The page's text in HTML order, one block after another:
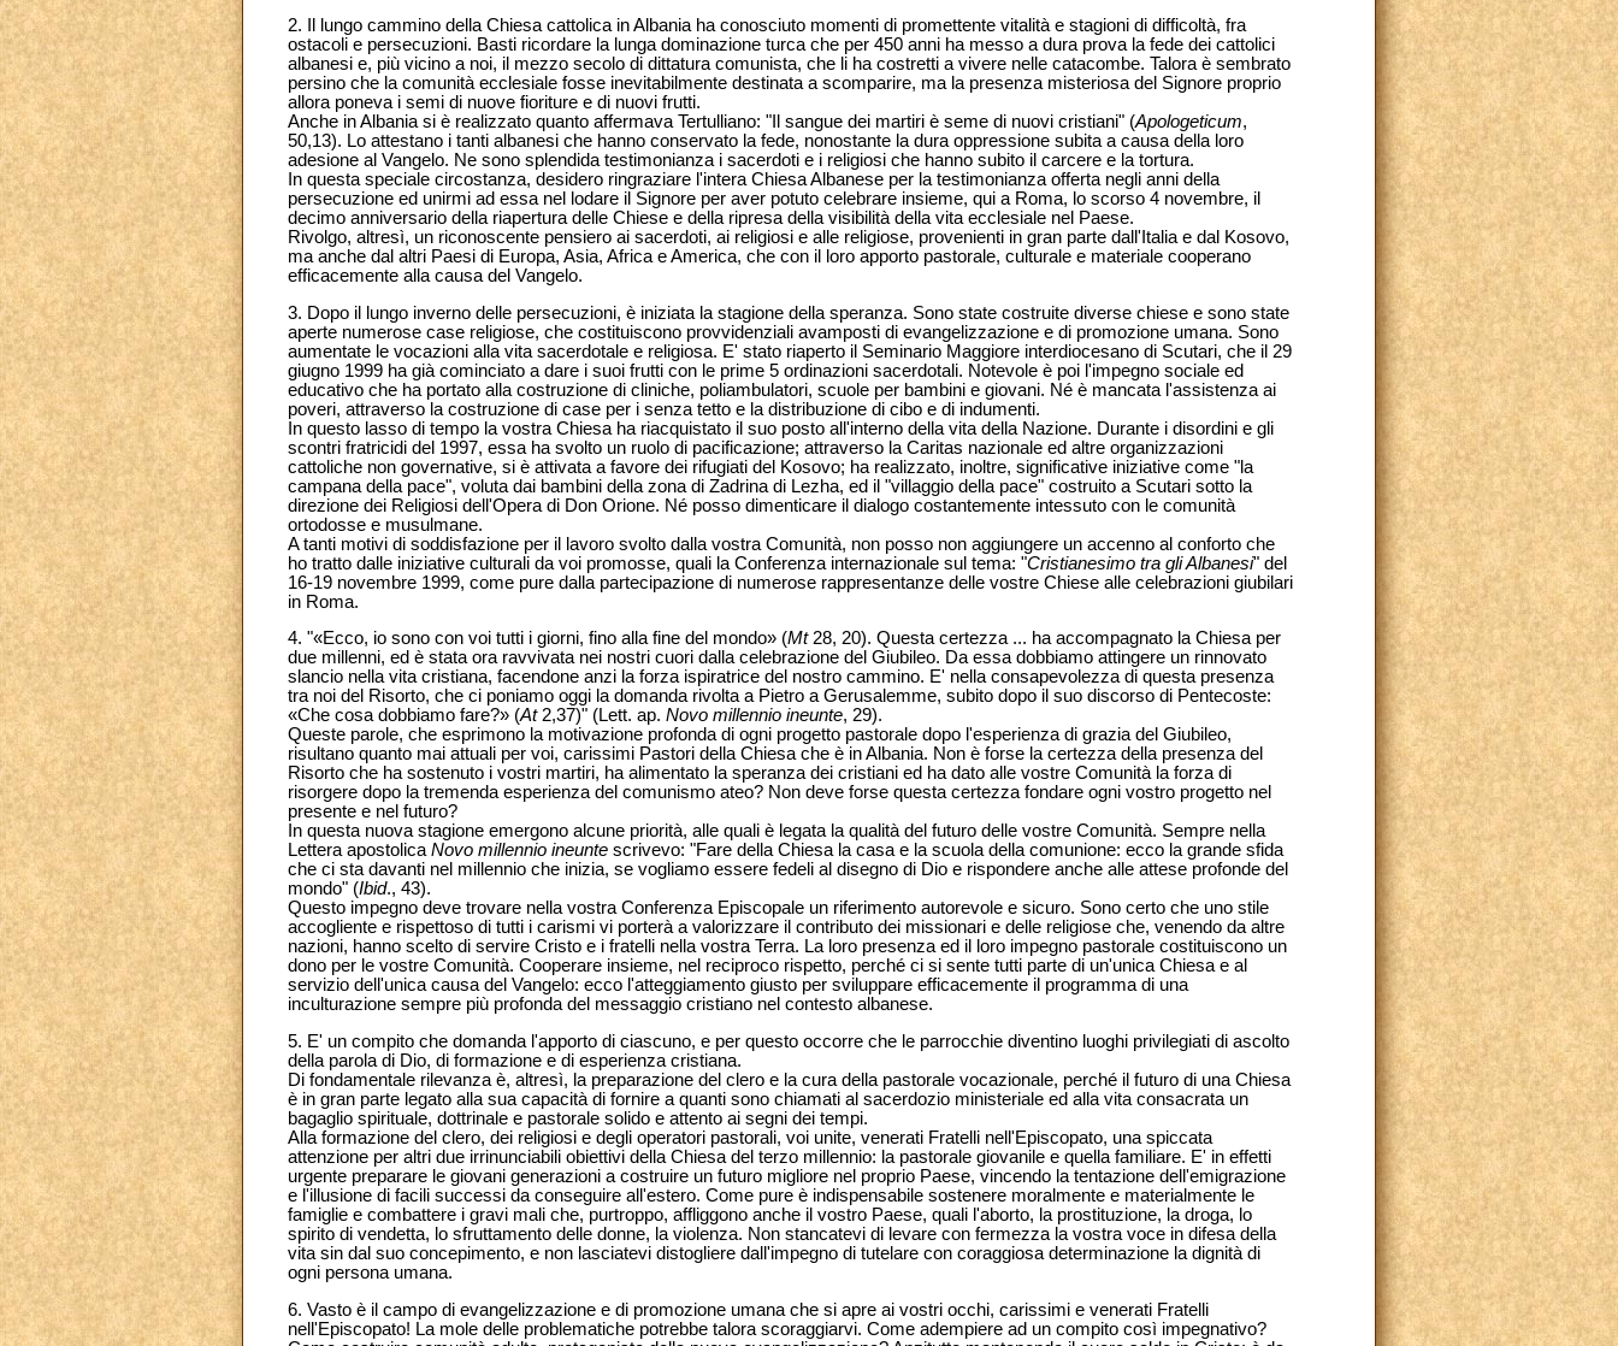
2. Il lungo cammino della Chiesa cattolica in Albania ha conosciuto momenti di promettente vitalità e stagioni di difficoltà, fra
ostacoli e persecuzioni. Basti ricordare la lunga dominazione turca che per 450 anni ha messo a dura prova la fede dei cattolici
albanesi e, più vicino a noi, il mezzo secolo di dittatura comunista, che li ha costretti a vivere nelle catacombe. Talora è sembrato
persino che la comunità ecclesiale fosse inevitabilmente destinata a scomparire, ma la presenza misteriosa del Signore proprio
allora poneva i semi di nuove fioriture e di nuovi frutti.
Anche in Albania si è realizzato quanto affermava Tertulliano: "Il sangue dei martiri è seme di nuovi cristiani" (Apologeticum,
50,13). Lo attestano i tanti albanesi che hanno conservato la fede, nonostante la dura oppressione subita a causa della loro
adesione al Vangelo. Ne sono splendida testimonianza i sacerdoti e i religiosi che hanno subito il carcere e la tortura.
In questa speciale circostanza, desidero ringraziare l'intera Chiesa Albanese per la testimonianza offerta negli anni della
persecuzione ed unirmi ad essa nel lodare il Signore per aver potuto celebrare insieme, qui a Roma, lo scorso 4 novembre, il
decimo anniversario della riapertura delle Chiese e della ripresa della visibilità della vita ecclesiale nel Paese.
Rivolgo, altresì, un riconoscente pensiero ai sacerdoti, ai religiosi e alle religiose, provenienti in gran parte dall'Italia e dal Kosovo,
ma anche dal altri Paesi di Europa, Asia, Africa e America, che con il loro apporto pastorale, culturale e materiale cooperano
efficacemente alla causa del Vangelo.
3. Dopo il lungo inverno delle persecuzioni, è iniziata la stagione della speranza. Sono state costruite diverse chiese e sono state
aperte numerose case religiose, che costituiscono provvidenziali avamposti di evangelizzazione e di promozione umana. Sono
aumentate le vocazioni alla vita sacerdotale e religiosa. E' stato riaperto il Seminario Maggiore interdiocesano di Scutari, che il 29
giugno 1999 ha già cominciato a dare i suoi frutti con le prime 5 ordinazioni sacerdotali. Notevole è poi l'impegno sociale ed
educativo che ha portato alla costruzione di cliniche, poliambulatori, scuole per bambini e giovani. Né è mancata l'assistenza ai
poveri, attraverso la costruzione di case per i senza tetto e la distribuzione di cibo e di indumenti.
In questo lasso di tempo la vostra Chiesa ha riacquistato il suo posto all'interno della vita della Nazione. Durante i disordini e gli
scontri fratricidi del 1997, essa ha svolto un ruolo di pacificazione; attraverso la Caritas nazionale ed altre organizzazioni
cattoliche non governative, si è attivata a favore dei rifugiati del Kosovo; ha realizzato, inoltre, significative iniziative come "la
campana della pace", voluta dai bambini della zona di Zadrina di Lezha, ed il "villaggio della pace" costruito a Scutari sotto la
direzione dei Religiosi dell'Opera di Don Orione. Né posso dimenticare il dialogo costantemente intessuto con le comunità
ortodosse e musulmane.
A tanti motivi di soddisfazione per il lavoro svolto dalla vostra Comunità, non posso non aggiungere un accenno al conforto che
ho tratto dalle iniziative culturali da voi promosse, quali la Conferenza internazionale sul tema: "Cristianesimo tra gli Albanesi" del
16-19 novembre 1999, come pure dalla partecipazione di numerose rappresentanze delle vostre Chiese alle celebrazioni giubilari
in Roma.
4. "«Ecco, io sono con voi tutti i giorni, fino alla fine del mondo» (Mt28, 20). Questa certezza ... ha accompagnato la Chiesa per
due millenni, ed è stata ora ravvivata nei nostri cuori dalla celebrazione del Giubileo. Da essa dobbiamo attingere un rinnovato
slancio nella vita cristiana, facendone anzi la forza ispiratrice del nostro cammino. E' nella consapevolezza di questa presenza
tra noi del Risorto, che ci poniamo oggi la domanda rivolta a Pietro a Gerusalemme, subito dopo il suo discorso di Pentecoste:
«Che cosa dobbiamo fare?» (At2,37)" (Lett. ap. Novo millennio ineunte, 29).
Queste parole, che esprimono la motivazione profonda di ogni progetto pastorale dopo l'esperienza di grazia del Giubileo,
risultano quanto mai attuali per voi, carissimi Pastori della Chiesa che è in Albania. Non è forse la certezza della presenza del
Risorto che ha sostenuto i vostri martiri, ha alimentato la speranza dei cristiani ed ha dato alle vostre Comunità la forza di
risorgere dopo la tremenda esperienza del comunismo ateo? Non deve forse questa certezza fondare ogni vostro progetto nel
presente e nel futuro?
In questa nuova stagione emergono alcune priorità, alle quali è legata la qualità del futuro delle vostre Comunità. Sempre nella
Lettera apostolicaNovo millennio ineunte scrivevo: "Fare della Chiesa la casa e la scuola della comunione: ecco la grande sfida
che ci sta davanti nel millennio che inizia, se vogliamo essere fedeli al disegno di Dio e rispondere anche alle attese profonde del
mondo" (Ibid., 43).
Questo impegno deve trovare nella vostra Conferenza Episcopale un riferimento autorevole e sicuro. Sono certo che uno stile
accogliente e rispettoso di tutti i carismi vi porterà a valorizzare il contributo dei missionari e delle religiose che, venendo da altre
nazioni, hanno scelto di servire Cristo e i fratelli nella vostra Terra. La loro presenza ed il loro impegno pastorale costituiscono un
dono per le vostre Comunità. Cooperare insieme, nel reciproco rispetto, perché ci si sente tutti parte di un'unica Chiesa e al
servizio dell'unica causa del Vangelo: ecco l'atteggiamento giusto per sviluppare efficacemente il programma di una
inculturazione sempre più profonda del messaggio cristiano nel contesto albanese.
5. E' un compito che domanda l'apporto di ciascuno, e per questo occorre che le parrocchie diventino luoghi privilegiati di ascolto
della parola di Dio, di formazione e di esperienza cristiana.
Di fondamentale rilevanza è, altresì, la preparazione del clero e la cura della pastorale vocazionale, perché il futuro di una Chiesa
è in gran parte legato alla sua capacità di fornire a quanti sono chiamati al sacerdozio ministeriale ed alla vita consacrata un
bagaglio spirituale, dottrinale e pastorale solido e attento ai segni dei tempi.
Alla formazione del clero, dei religiosi e degli operatori pastorali, voi unite, venerati Fratelli nell'Episcopato, una spiccata
attenzione per altri due irrinunciabili obiettivi della Chiesa del terzo millennio: la pastorale giovanile e quella familiare. E' in effetti
urgente preparare le giovani generazioni a costruire un futuro migliore nel proprio Paese, vincendo la tentazione dell'emigrazione
e l'illusione di facili successi da conseguire all'estero. Come pure è indispensabile sostenere moralmente e materialmente le
famiglie e combattere i gravi mali che, purtroppo, affliggono anche il vostro Paese, quali l'aborto, la prostituzione, la droga, lo
spirito di vendetta, lo sfruttamento delle donne, la violenza. Non stancatevi di levare con fermezza la vostra voce in difesa della
vita sin dal suo concepimento, e non lasciatevi distogliere dall'impegno di tutelare con coraggiosa determinazione la dignità di
ogni persona umana.
6. Vasto è il campo di evangelizzazione e di promozione umana che si apre ai vostri occhi, carissimi e venerati Fratelli
nell'Episcopato! La mole delle problematiche potrebbe talora scoraggiarvi. Come adempiere ad un compito così impegnativo?